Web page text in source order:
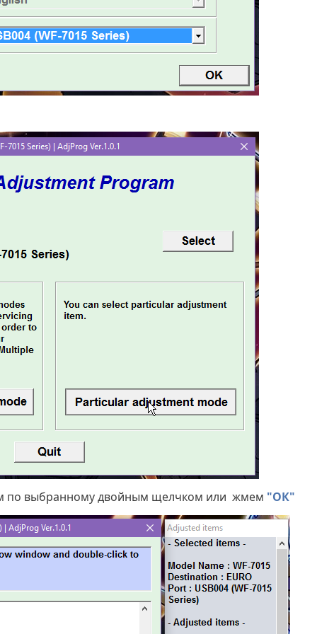
по выбранному двойным щелчком или жмем "ОК"